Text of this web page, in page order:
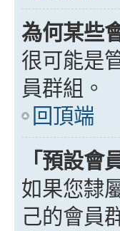
為何某些
很可能是
員群組。
回頂端
「預設會
如果您隸
己的會員